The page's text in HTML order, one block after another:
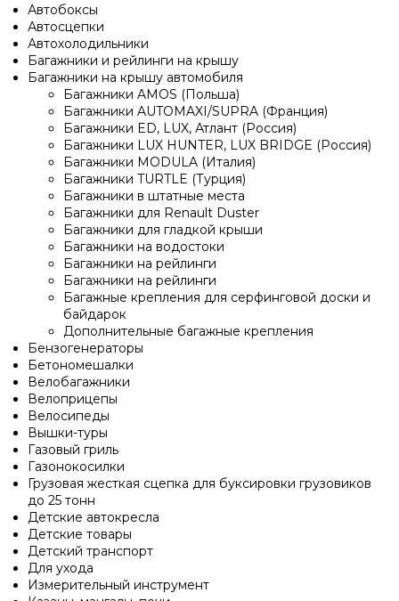
Автобоксы
Автосцепки
Автохолодильники
Багажники и рейлинги на крышу
Багажники на крышу автомобиля
Багажники AMOS (Польша)
Багажники AUTOMAXI/SUPRA (Франция)
Багажники ED, LUX, Атлант (Россия)
Багажники LUX HUNTER, LUX BRIDGE (Россия)
Багажники MODULA (Италия)
Багажники TURTLE (Турция)
Багажники в штатные места
Багажники для Renault Duster
Багажники для гладкой крыши
Багажники на водостоки
Багажники на рейлинги
Багажники на рейлинги
Багажные крепления для серфинговой доски и
байдарок
Дополнительные багажные крепления
Бензогенераторы
Бетономешалки
Велобагажники
Велоприцепы
Велосипеды
Вышки-туры
Газовый гриль
Газонокосилки
Грузовая жесткая сцепка для буксировки грузовиков
до 25 тонн
Детские автокресла
Детские товары
Детский транспорт
Для ухода
Измерительный инструмент